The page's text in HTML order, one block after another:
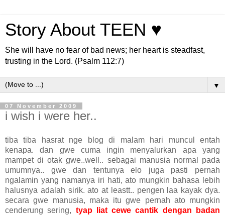
Story About TEEN ♥
She will have no fear of bad news; her heart is steadfast,
trusting in the Lord. (Psalm 112:7)
▼
07 November 2009
i wish i were her..
tiba tiba hasrat nge blog di malam hari muncul entah
kenapa. dan gwe cuma ingin menyalurkan apa yang
mampet di otak gwe..well.. sebagai manusia normal pada
umumnya.. gwe dan tentunya elo juga pasti pernah
ngalamin yang namanya iri hati, ato mungkin bahasa lebih
halusnya adalah sirik. ato at leastt.. pengen laa kayak dya.
secara gwe manusia, maka itu gwe pernah ato mungkin
cenderung sering, tyap liat cewe cantik dengan badan